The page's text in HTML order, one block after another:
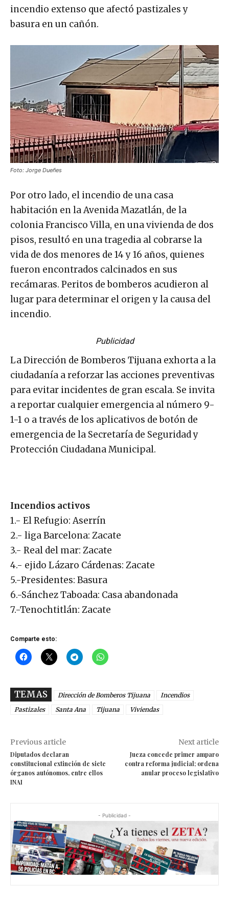
incendio extenso que afectó pastizales y
basura en un cañón.
Foto: Jorge Dueñes
Por otro lado, el incendio de una casa
habitación en la Avenida Mazatlán, de la
colonia Francisco Villa, en una vivienda de dos
pisos, resultó en una tragedia al cobrarse la
vida de dos menores de 14 y 16 años, quienes
fueron encontrados calcinados en sus
recámaras. Peritos de bomberos acudieron al
lugar para determinar el origen y la causa del
incendio.
Publicidad
La Dirección de Bomberos Tijuana exhorta a la
ciudadanía a reforzar las acciones preventivas
para evitar incidentes de gran escala. Se invita
a reportar cualquier emergencia al número 9-
1-1 o a través de los aplicativos de botón de
emergencia de la Secretaría de Seguridad y
Protección Ciudadana Municipal.
Incendios activos
1.- El Refugio: Aserrín
2.- liga Barcelona: Zacate
3.- Real del mar: Zacate
4.- ejido Lázaro Cárdenas: Zacate
5.-Presidentes: Basura
6.-Sánchez Taboada: Casa abandonada
7.-Tenochtitlán: Zacate
Comparte esto:
TEMAS Dirección de Bomberos Tijuana
Incendios
Pastizales
Santa Ana Tijuana Viviendas
Previous article
Diputados declaran
constitucional extinción de siete
órganos autónomos, entre ellos
INAI
Next article
Jueza concede primer amparo
contra reforma judicial; ordena
anular proceso legislativo
- Publicidad -